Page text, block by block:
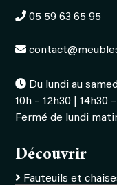
05 59 63 65 95
Du lundi au
10h – 12h30 | 14h30
Fermé de lundi
Découvrir
Fauteuils et